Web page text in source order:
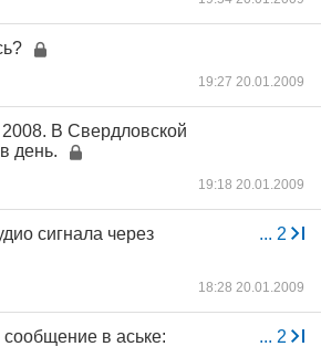
19:27 20.01.2009
В Свердловской
день.
19:18 20.01.2009
... 2
сигнала через
18:28 20.01.2009
... 2
в аське: